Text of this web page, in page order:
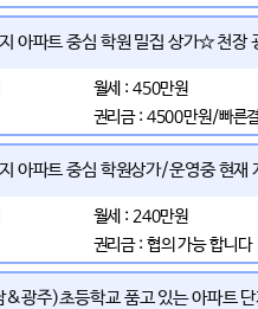
아파트 중심 학원 밀집 상가☆ 천장
월세 : 450만원
아파트 중심 학원상가/운영중 현재
월세 : 240만원
권리금 : 협의 가능 합니다
광주)초등학교 품고 있는 아파트